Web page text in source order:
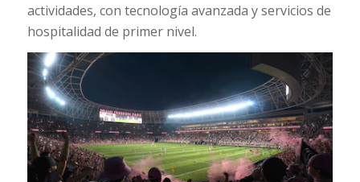
actividades, con tecnología avanzada y servicios de
hospitalidad de primer nivel.